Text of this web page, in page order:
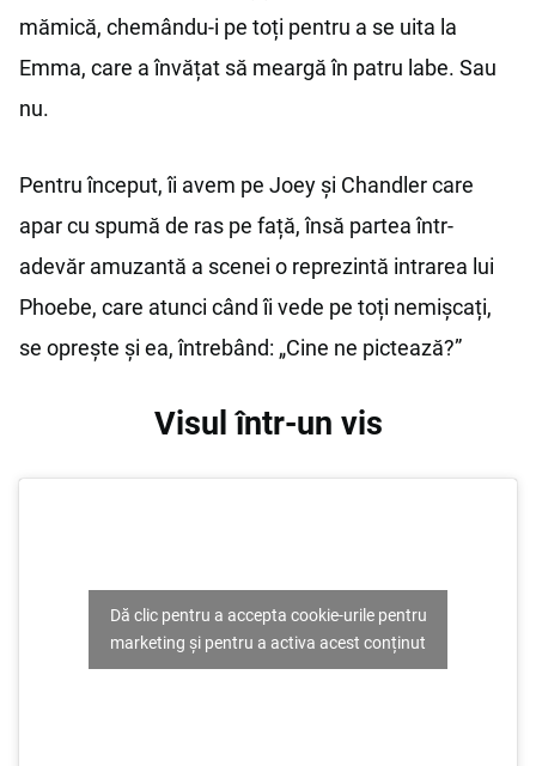
mămică, chemându-i pe toți pentru a se uita la
Emma, care a învățat să meargă în patru labe. Sau
nu.
Pentru început, îi avem pe Joey și Chandler care
apar cu spumă de ras pe față, însă partea într-
adevăr amuzantă a scenei o reprezintă intrarea lui
Phoebe, care atunci când îi vede pe toți nemișcați,
se oprește și ea, întrebând: „Cine ne pictează?”
Visul într-un vis
Dă clic pentru a accepta cookie-urile pentru
marketing și pentru a activa acest conținut